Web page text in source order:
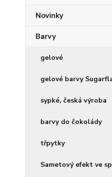
Novinky
Barvy
gelové
gelové barvy
sypké, česká výroba
barvy do čokolády
třpytky
Sametový efekt ve